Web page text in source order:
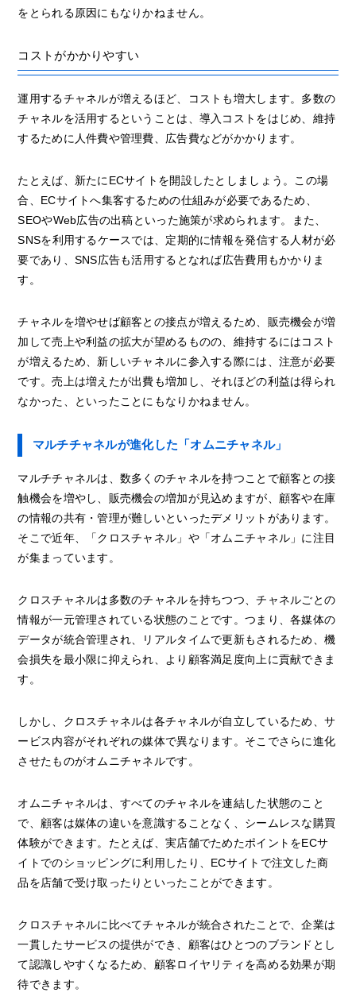
をとられる原因にもなりかねません。
コストがかかりやすい
運用するチャネルが増えるほど、コストも増大します。多数の
チャネルを活用するということは、導入コストをはじめ、維持
するために人件費や管理費、広告費などがかかります。
たとえば、新たにECサイトを開設したとしましょう。この場
合、ECサイトへ集客するための仕組みが必要であるため、
SEOやWeb広告の出稿といった施策が求められます。また、
SNSを利用するケースでは、定期的に情報を発信する人材が必
要であり、SNS広告も活用するとなれば広告費用もかかりま
す。
チャネルを増やせば顧客との接点が増えるため、販売機会が増
加して売上や利益の拡大が望めるものの、維持するにはコスト
が増えるため、新しいチャネルに参入する際には、注意が必要
です。売上は増えたが出費も増加し、それほどの利益は得られ
なかった、といったことにもなりかねません。
マルチチャネルが進化した「オムニチャネル」
マルチチャネルは、数多くのチャネルを持つことで顧客との接
触機会を増やし、販売機会の増加が見込めますが、顧客や在庫
の情報の共有・管理が難しいといったデメリットがあります。
そこで近年、「クロスチャネル」や「オムニチャネル」に注目
が集まっています。
クロスチャネルは多数のチャネルを持ちつつ、チャネルごとの
情報が一元管理されている状態のことです。つまり、各媒体の
データが統合管理され、リアルタイムで更新もされるため、機
会損失を最小限に抑えられ、より顧客満足度向上に貢献できま
す。
しかし、クロスチャネルは各チャネルが自立しているため、サ
ービス内容がそれぞれの媒体で異なります。そこでさらに進化
させたものがオムニチャネルです。
オムニチャネルは、すべてのチャネルを連結した状態のこと
で、顧客は媒体の違いを意識することなく、シームレスな購買
体験ができます。たとえば、実店舗でためたポイントをECサ
イトでのショッピングに利用したり、ECサイトで注文した商
品を店舗で受け取ったりといったことができます。
クロスチャネルに比べてチャネルが統合されたことで、企業は
一貫したサービスの提供ができ、顧客はひとつのブランドとし
て認識しやすくなるため、顧客ロイヤリティを高める効果が期
待できます。